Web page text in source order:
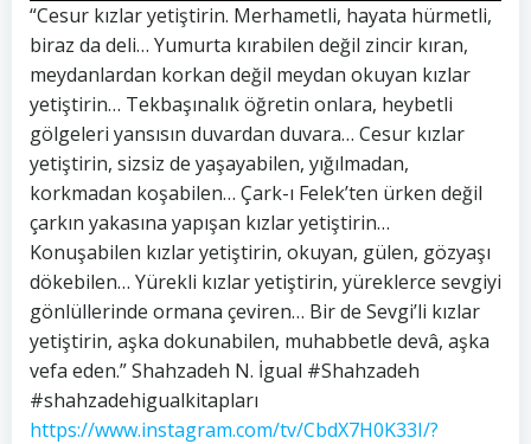
“Cesur kızlar yetiştirin. Merhametli, hayata hürmetli,
biraz da deli… Yumurta kırabilen değil zincir kıran,
meydanlardan korkan değil meydan okuyan kızlar
yetiştirin… Tekbaşınalık öğretin onlara, heybetli
gölgeleri yansısın duvardan duvara… Cesur kızlar
yetiştirin, sizsiz de yaşayabilen, yığılmadan,
korkmadan koşabilen… Çark-ı Felek’ten ürken değil
çarkın yakasına yapışan kızlar yetiştirin…
Konuşabilen kızlar yetiştirin, okuyan, gülen, gözyaşı
dökebilen… Yürekli kızlar yetiştirin, yüreklerce sevgiyi
gönlüllerinde ormana çeviren… Bir de Sevgi’li kızlar
yetiştirin, aşka dokunabilen, muhabbetle devâ, aşka
vefa eden.” Shahzadeh N. İgual #Shahzadeh
#shahzadehigualkitapları
https://www.instagram.com/tv/CbdX7H0K33I/?